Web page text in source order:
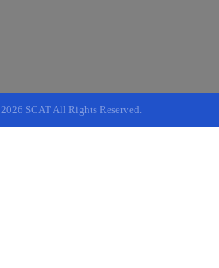
2026 SCAT All Rights Reserved.